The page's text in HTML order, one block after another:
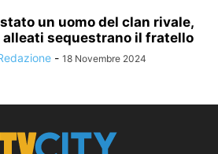
un uomo del clan rivale,
alleati sequestrano il fratello
- 18 Novembre 2024